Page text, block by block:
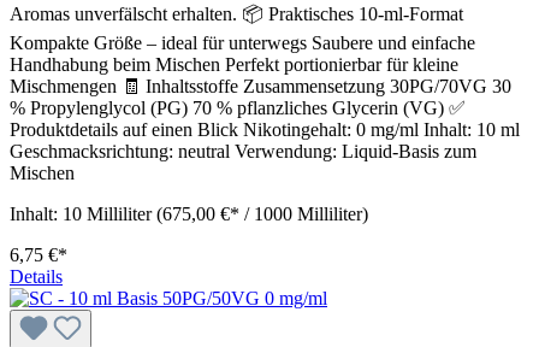
Aromas unverfälscht erhalten. 📦 Praktisches 10-ml-Format
Kompakte Größe – ideal für unterwegs Saubere und einfache
Handhabung beim Mischen Perfekt portionierbar für kleine
Mischmengen 🧾 Inhaltsstoffe Zusammensetzung 30PG/70VG 30
% Propylenglycol (PG) 70 % pflanzliches Glycerin (VG) ✅
Produktdetails auf einen Blick Nikotingehalt: 0 mg/ml Inhalt: 10 ml
Geschmacksrichtung: neutral Verwendung: Liquid-Basis zum
Mischen
Inhalt: 10 Milliliter(675,00 €* / 1000 Milliliter)
6,75 €*
Details